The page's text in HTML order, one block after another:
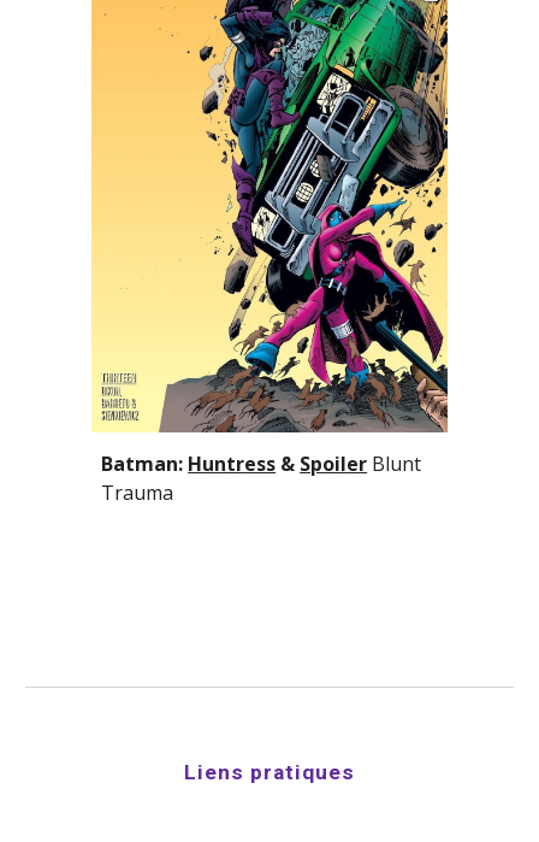
Batman: Huntress & Spoiler Blunt
Trauma
Liens pratiques